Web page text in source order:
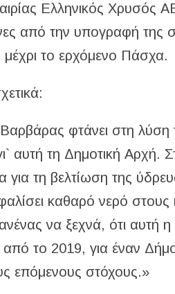
Ελληνικός Χρυσός
από την υπογραφή της
μέχρι το ερχόμενο Πάσχα.
φτάνει στη λύση
αυτή τη Δημοτική Αρχή.
τη βελτίωση της
καθαρό νερό στους
να ξεχνά, ότι αυτή η
το 2019, για έναν
επόμενους στόχους.»